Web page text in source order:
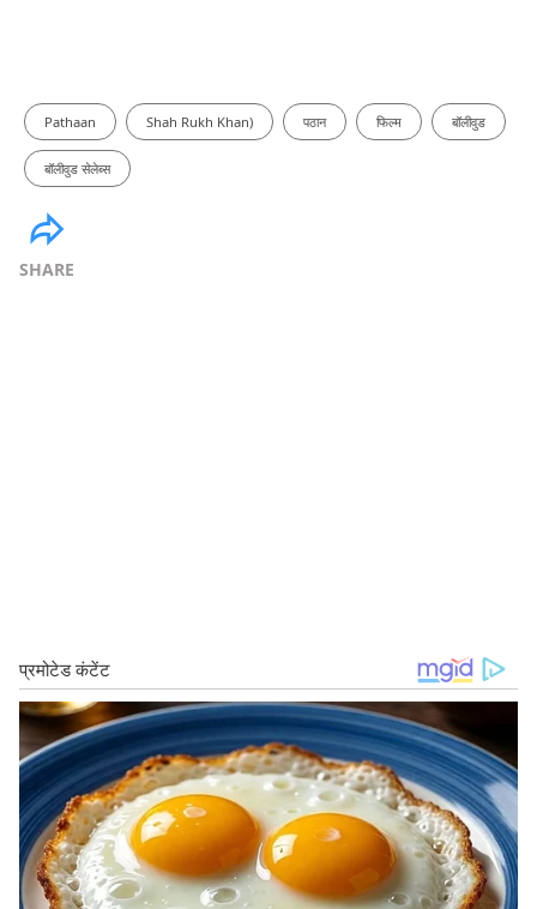
Pathaan Shah Rukh Khan) पठान फिल्म बॉलीवुड
बॉलीवुड सेलेब्स
SHARE